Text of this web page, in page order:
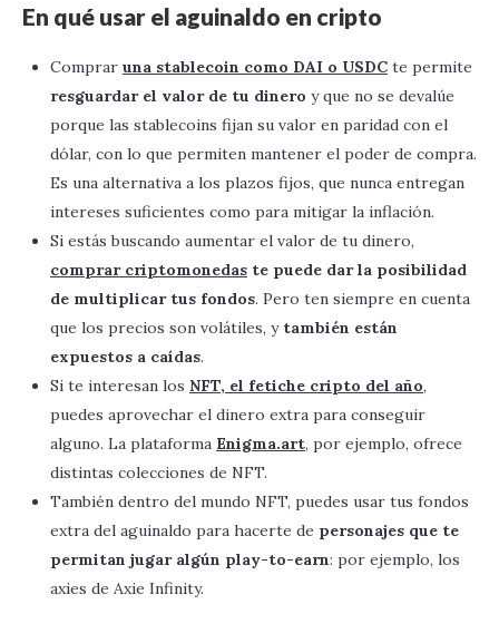
En qué usar el aguinaldo en cripto
Comprar una stablecoin como DAI o USDC te permite
resguardar el valor de tu dinero y que no se devalúe
porque las stablecoins fijan su valor en paridad con el
dólar, con lo que permiten mantener el poder de compra.
Es una alternativa a los plazos fijos, que nunca entregan
intereses suficientes como para mitigar la inflación.
Si estás buscando aumentar el valor de tu dinero,
comprar criptomonedas te puede dar la posibilidad
de multiplicar tus fondos. Pero ten siempre en cuenta
que los precios son volátiles, y también están
expuestos a caídas.
Si te interesan los NFT, el fetiche cripto del año,
puedes aprovechar el dinero extra para conseguir
alguno. La plataforma Enigma.art, por ejemplo, ofrece
distintas colecciones de NFT.
También dentro del mundo NFT, puedes usar tus fondos
extra del aguinaldo para hacerte de personajes que te
permitan jugar algún play-to-earn: por ejemplo, los
axies de Axie Infinity.